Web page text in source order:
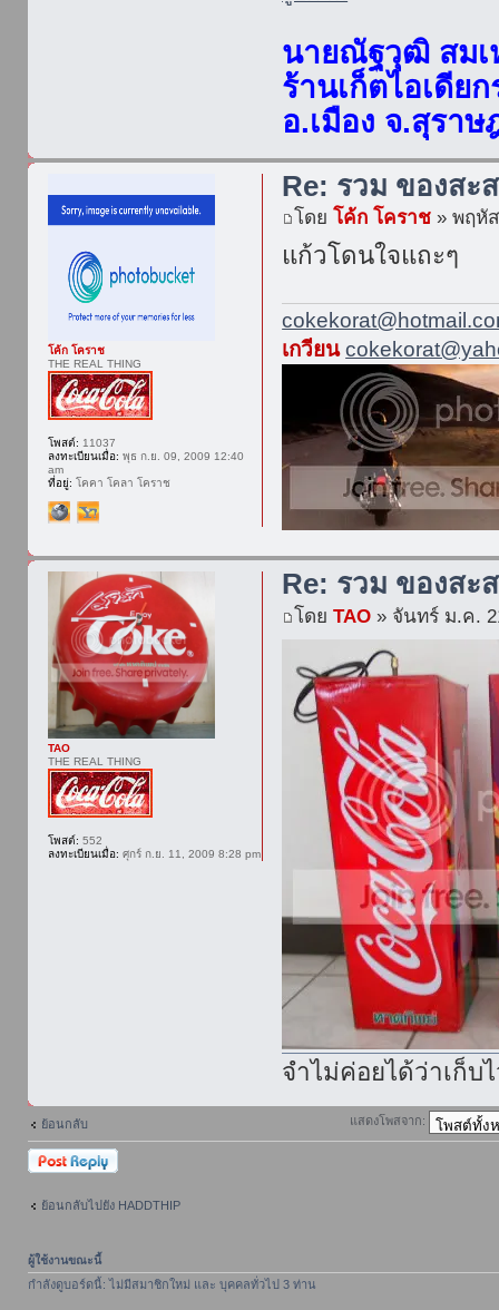
นายณัฐวุฒิ สมเ
ร้านเก็ตไอเดีย
อ.เมือง จ.สุรา
Re: รวม ของสะ
โดยโค้ก โคราช » พฤหั
แก้วโดนใจแถะๆ
เกวียน
โค้ก โคราช
THE REAL THING
โพสต์: 11037
ลงทะเบียนเมื่อ: พุธ ก.ย. 09, 2009 12:40
am
ที่อยู่: โคคา โคลา โคราช
Re: รวม ของสะ
โดยTAO » จันทร์ ม.ค.
จำไม่ค่อยได้ว่าเก็บ
TAO
THE REAL THING
โพสต์: 552
ลงทะเบียนเมื่อ: ศุกร์ ก.ย. 11, 2009 8:28 pm
ย้อนกลับ แสดงโพสจาก:
ตอบกระทู้
ย้อนกลับไปยัง HADDTHIP
ผู้ใช้งานขณะนี้
กำลังดูบอร์ดนี้: ไม่มีสมาชิกใหม่ และ บุคคลทั่วไป 3 ท่าน